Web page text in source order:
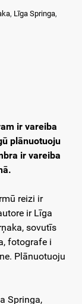
, Līga Springa,
ir vareiba
plānuotuoju
ir vareiba
reizi ir
ir Līga
sovutīs
fotografe i
Plānuotuoju
Springa,